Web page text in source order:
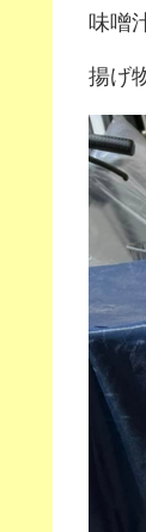
味噌
揚げ